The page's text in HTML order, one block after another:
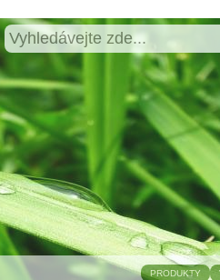
PRODUKTY